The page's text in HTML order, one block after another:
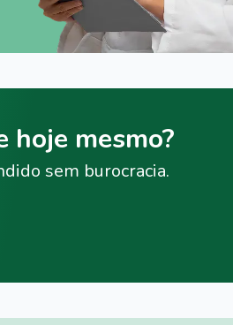
hoje mesmo?
sem burocracia.